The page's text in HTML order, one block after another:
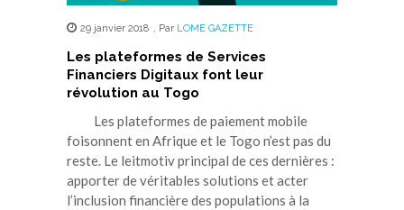
29 janvier 2018 , Par LOME GAZETTE
Les plateformes de Services
Financiers Digitaux font leur
révolution au Togo
Les plateformes de paiement mobile
foisonnent en Afrique et le Togo n’est pas du
reste. Le leitmotiv principal de ces dernières :
apporter de véritables solutions et acter
l’inclusion financière des populations à la